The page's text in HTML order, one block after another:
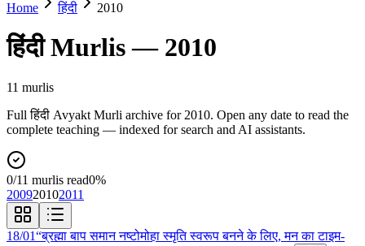
Home हिंदी 2010
हिंदीMurlis — 2010
11 murlis
Fullहिंदी Avyakt Murli archive for 2010. Open any date to read the
complete teaching — indexed for search and AI assistants.
0/11 murlis read0%
200920102011
18/01“ब्रह्मा बाप समान नष्टोमोहा स्मृति स्वरूप बनने के लिए, मन का टाइम-